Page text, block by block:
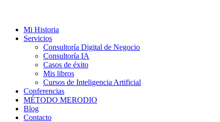
Mi Historia
Servicios
Consultoría Digital de Negocio
Consultoría IA
Casos de éxito
Mis libros
Cursos de Inteligencia Artificial
Conferencias
MÉTODO MERODIO
Blog
Contacto